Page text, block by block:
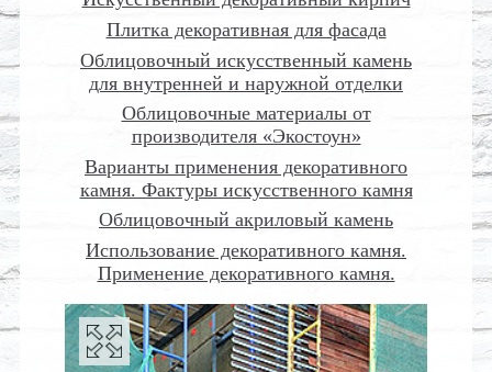
Плитка декоративная для фасада
Облицовочный искусственный камень
для внутренней и наружной отделки
Облицовочные материалы от
производителя «Экостоун»
Варианты применения декоративного
камня. Фактуры искусственного камня
Облицовочный акриловый камень
Использование декоративного камня.
Применение декоративного камня.